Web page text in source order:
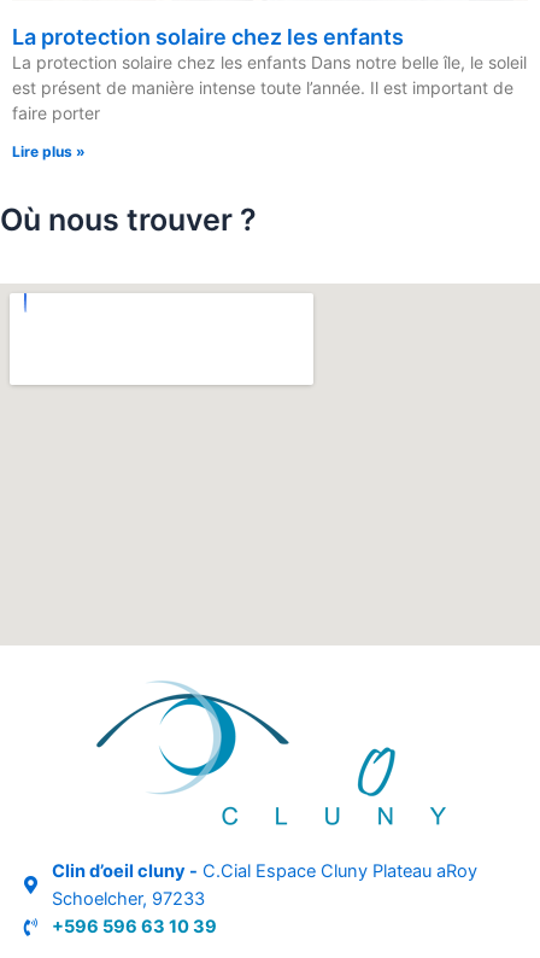
La protection solaire chez les enfants
La protection solaire chez les enfants Dans notre belle île, le soleil
est présent de manière intense toute l’année. Il est important de
faire porter
Lire plus »
Où nous trouver ?
Clin d’oeil cluny - C.Cial Espace Cluny Plateau aRoy
Schoelcher, 97233
+596 596 63 10 39